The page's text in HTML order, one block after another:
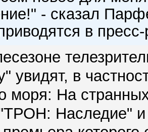
- сказал
в
увидят, в
моря: На
Наследие"